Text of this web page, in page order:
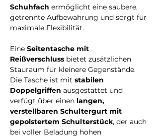
Schuhfach ermöglicht eine saubere,
getrennte Aufbewahrung und sorgt für
maximale Flexibilität.
Eine Seitentasche mit
Reißverschluss bietet zusätzlichen
Stauraum für kleinere Gegenstände.
Die Tasche ist mit stabilen
Doppelgriffen ausgestattet und
verfügt über einen langen,
verstellbaren Schultergurt mit
gepolstertem Schulterstück, der auch
bei voller Beladung hohen